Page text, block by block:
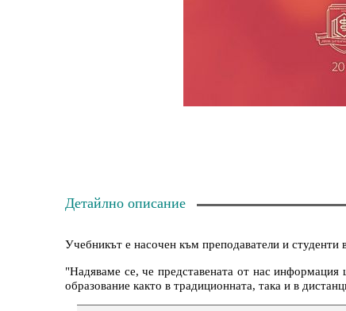
Детайлно описание
Учебникът е насочен към преподаватели и
"Надяваме се, че представената от нас информация
образование както в традиционната, така и в